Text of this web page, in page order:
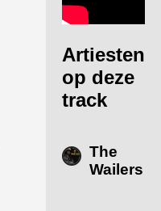
Artiesten
op deze
track
The
Wailers